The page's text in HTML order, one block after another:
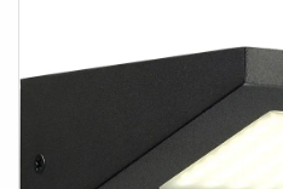
de couleur: 3000 Kelvin,
Code IP: IP 55, Montage:
Plafond, Forme:
8.5 cm, Hauteur: 6.7 cm,
Distribution de l'intensité
Homogénéité chromatique: 6